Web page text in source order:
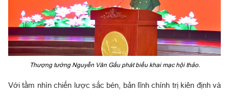
Thượng tướng Nguyễn Văn Gấu phát biểu khai mạc hội thảo.
Với tầm nhìn chiến lược sắc bén, bản lĩnh chính trị kiên định và